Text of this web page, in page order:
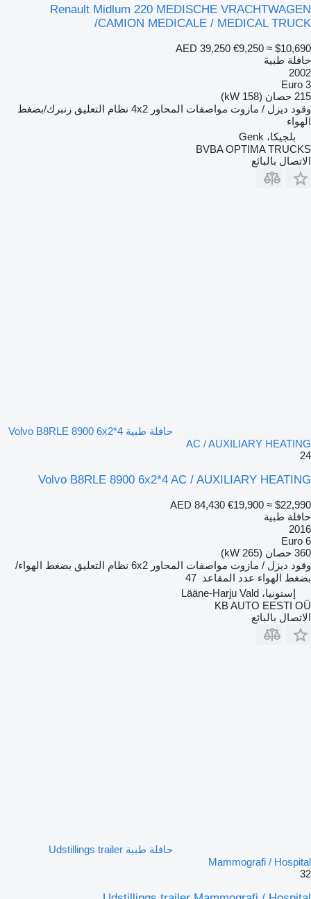
Renault Midlum 220 MEDISCHE VRACHTWAGEN
/CAMION MEDICALE / MEDICAL TRUCK
AED 39,250 €9,250 ≈ $10,690
حافلة طبية
2002
Euro 3
215 حصان (158 kW)
وقود ديزل / مازوت مواصفات المحاور 4x2 نظام التعليق زنبرك/بضغط
الهواء
بلجيكا، Genk
BVBA OPTIMA TRUCKS
الاتصال بالبائع
حافلة طبية Volvo B8RLE 8900 6x2*4
AC / AUXILIARY HEATING
24
Volvo B8RLE 8900 6x2*4 AC / AUXILIARY HEATING
AED 84,430 €19,900 ≈ $22,990
حافلة طبية
2016
Euro 6
360 حصان (265 kW)
وقود ديزل / مازوت مواصفات المحاور 6x2 نظام التعليق بضغط الهواء/
بضغط الهواء عدد المقاعد 47
إستونيا، Lääne-Harju Vald
KB AUTO EESTI OÜ
الاتصال بالبائع
حافلة طبية Udstillings trailer
Mammografi / Hospital
32